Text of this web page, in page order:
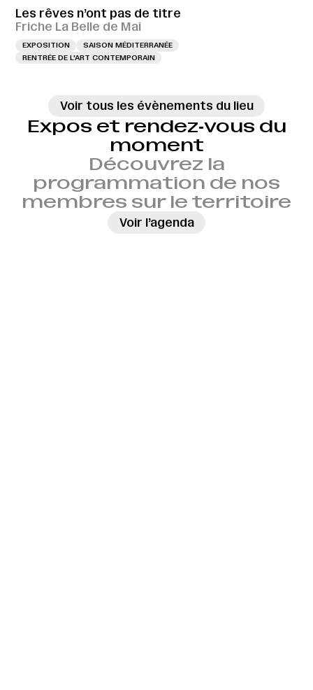
Les rêves n’ont pas de titre
Friche La Belle de Mai
EXPOSITION
SAISON MÉDITERRANÉE
RENTRÉE DE L'ART CONTEMPORAIN
Voir tous les évènements du lieu
Expos et rendez‑vous du
moment
Découvrez la
programmation de nos
membres sur le territoire
Voir l’agenda